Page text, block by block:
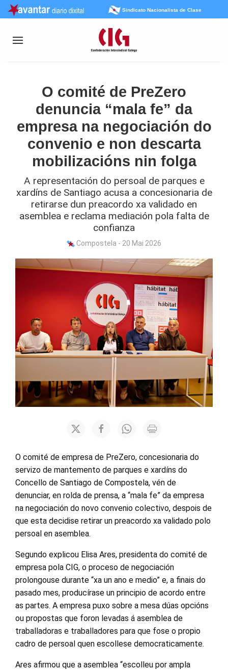
Sindicato Nacionalista de Clase
O comité de PreZero
denuncia “mala fe” da
empresa na negociación do
convenio e non descarta
mobilizacións nin folga
A representación do persoal de parques e
xardíns de Santiago acusa a concesionaria de
retirarse dun preacordo xa validado en
asemblea e reclama mediación pola falta de
confianza
Compostela - 20 Mai 2026
O comité de empresa de PreZero, concesionaria do
servizo de mantemento de parques e xardíns do
Concello de Santiago de Compostela, vén de
denunciar, en rolda de prensa, a “mala fe” da empresa
na negociación do novo convenio colectivo, despois de
que esta decidise retirar un preacordo xa validado polo
persoal en asemblea.
Segundo explicou Elisa Ares, presidenta do comité de
empresa pola CIG, o proceso de negociación
prolongouse durante “xa un ano e medio” e, a finais do
pasado mes, producírase un principio de acordo entre
as partes. A empresa puxo sobre a mesa dúas opcións
ou propostas que foron levadas á asemblea de
traballadoras e traballadores para que fose o propio
cadro de persoal quen escollese democraticamente.
Ares afirmou que a asemblea “escolleu por ampla